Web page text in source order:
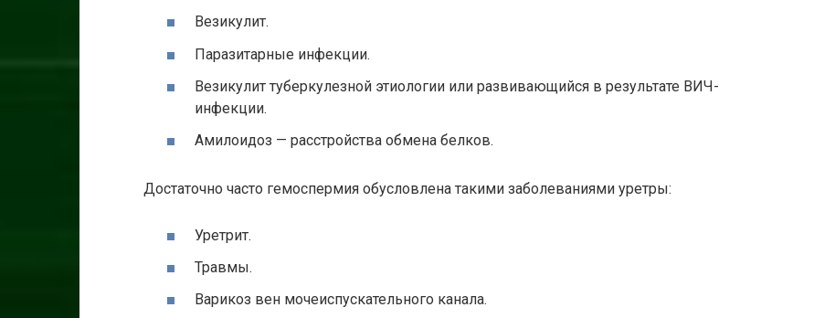
Везикулит.
Паразитарные инфекции.
Везикулит туберкулезной этиологии или развивающийся в результате ВИЧ-
инфекции.
Амилоидоз — расстройства обмена белков.
Достаточно часто гемоспермия обусловлена такими заболеваниями уретры:
Уретрит.
Травмы.
Варикоз вен мочеиспускательного канала.